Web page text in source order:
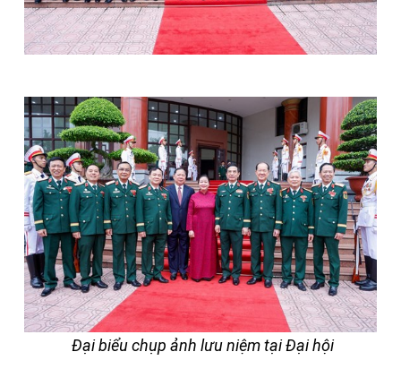
Đại biểu chụp ảnh lưu niệm tại Đại hội